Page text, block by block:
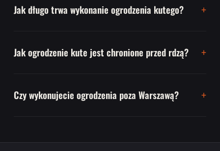
Jak długo trwa wykonanie ogrodzenia kutego?
Jak ogrodzenie kute jest chronione przed rdzą?
Czy wykonujecie ogrodzenia poza Warszawą?